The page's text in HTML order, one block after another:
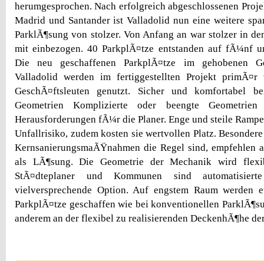
herumgesprochen. Nach erfolgreich abgeschlossenen
Madrid und Santander ist Valladolid nun eine weitere
ParklÃ¶sung von stolzer. Von Anfang an war stolzer in
mit einbezogen. 40 ParkplÃ¤tze entstanden auf fÃ¼nf
Die neu geschaffenen ParkplÃ¤tze im gehobenen
Valladolid werden im fertiggestellten Projekt primÃ¤r
GeschÃ¤ftsleuten genutzt. Sicher und komfortabel
Geometrien Komplizierte oder beengte Geometrien
Herausforderungen fÃ¼r die Planer. Enge und steile
Unfallrisiko, zudem kosten sie wertvollen Platz.
KernsanierungsmaÃŸnahmen die Regel sind, empfehlen
als LÃ¶sung. Die Geometrie der Mechanik wird
StÃ¤dteplaner und Kommunen sind
vielversprechende Option. Auf engstem Raum werden
ParkplÃ¤tze geschaffen wie bei konventionellen
anderem an der flexibel zu realisierenden DeckenhÃ¶he